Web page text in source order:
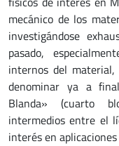
mecánico de los
investigándose
pasado,
internos del
denominar ya a
Blanda» (cuarto
intermedios entre el
interés en